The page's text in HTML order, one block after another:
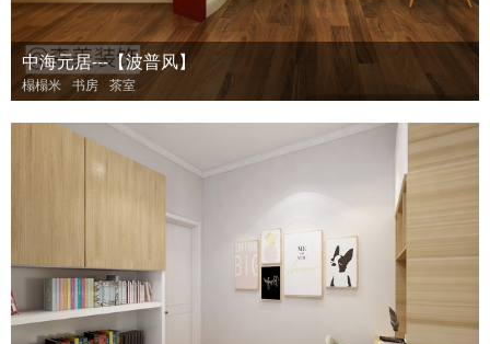
中海元居---【波普风】
榻榻米 书房 茶室